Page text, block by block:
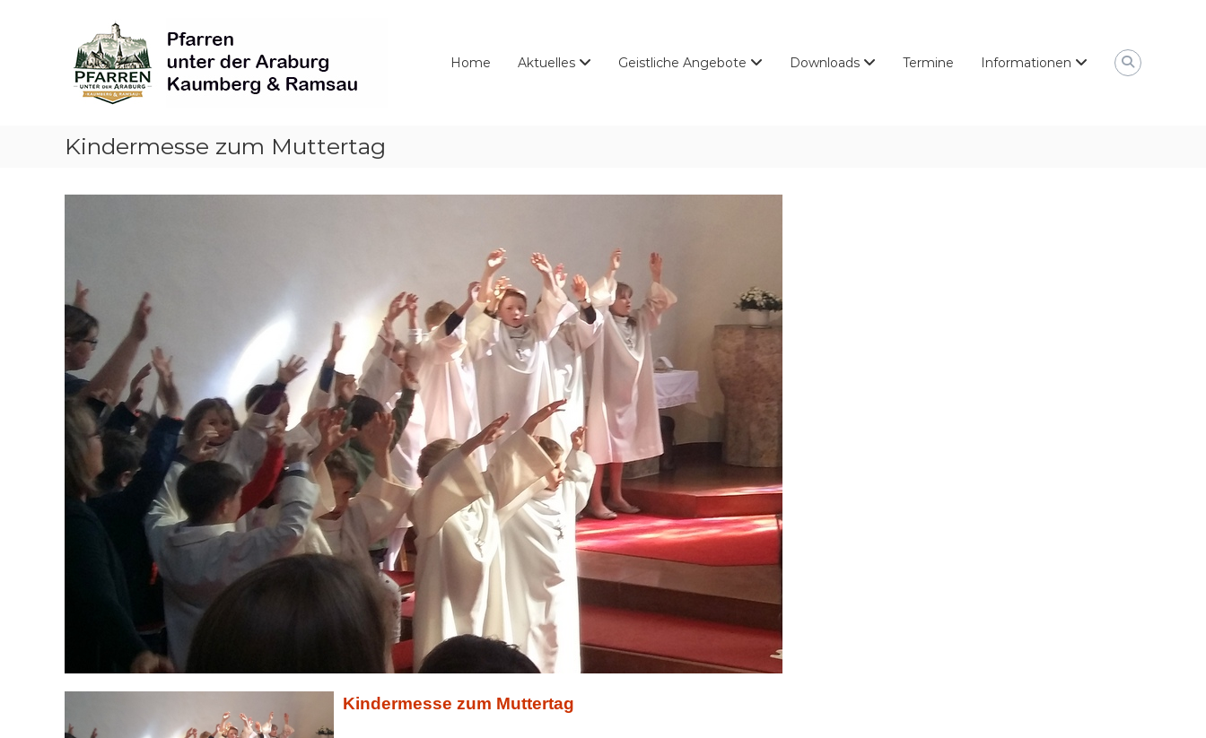
Pfarren
unter
derAraburg
in
Kaumberg
Home Aktuelles Geistliche Angebote Downloads Termine Informationen
Kindermesse zum Muttertag
Kindermesse zum Muttertag